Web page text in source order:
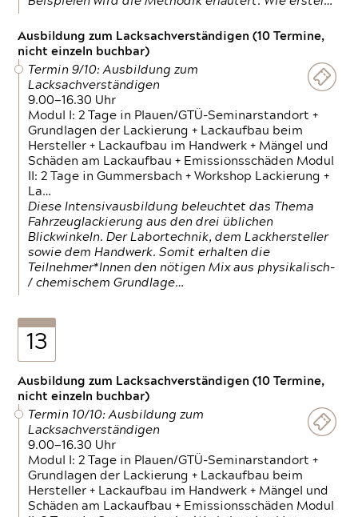
Ausbildung zum Lacksachverständigen (10 Termine,
nicht einzeln buchbar)
Termin 9/10: Ausbildung zum
Lacksachverständigen
9.00—16.30 Uhr
Modul I: 2 Tage in Plauen/GTÜ-Seminarstandort +
Grundlagen der Lackierung + Lackaufbau beim
Hersteller + Lackaufbau im Handwerk + Mängel und
Schäden am Lackaufbau + Emissionsschäden Modul
II: 2 Tage in Gummersbach + Workshop Lackierung +
La…
Diese Intensivausbildung beleuchtet das Thema
Fahrzeuglackierung aus den drei üblichen
Blickwinkeln. Der Labortechnik, dem Lackhersteller
sowie dem Handwerk. Somit erhalten die
Teilnehmer*Innen den nötigen Mix aus physikalisch-
/ chemischem Grundlage…
13
Ausbildung zum Lacksachverständigen (10 Termine,
nicht einzeln buchbar)
Termin 10/10: Ausbildung zum
Lacksachverständigen
9.00—16.30 Uhr
Modul I: 2 Tage in Plauen/GTÜ-Seminarstandort +
Grundlagen der Lackierung + Lackaufbau beim
Hersteller + Lackaufbau im Handwerk + Mängel und
Schäden am Lackaufbau + Emissionsschäden Modul